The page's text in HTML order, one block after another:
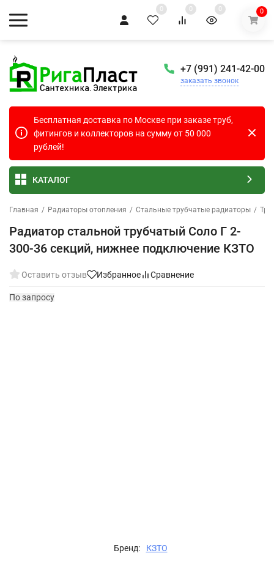
0 0 0 0
+7 (991) 241-42-00
заказать звонок
Бесплатная доставка по Москве при заказе труб,
фитингов и коллекторов на сумму от 50 000
рублей!
КАТАЛОГ
Главная / Радиаторы отопления / Стальные трубчатые радиаторы /
Радиатор стальной трубчатый Соло Г 2-
300-36 секций, нижнее подключение КЗТО
Оставить отзыв Избранное Сравнение
По запросу
Бренд: КЗТО